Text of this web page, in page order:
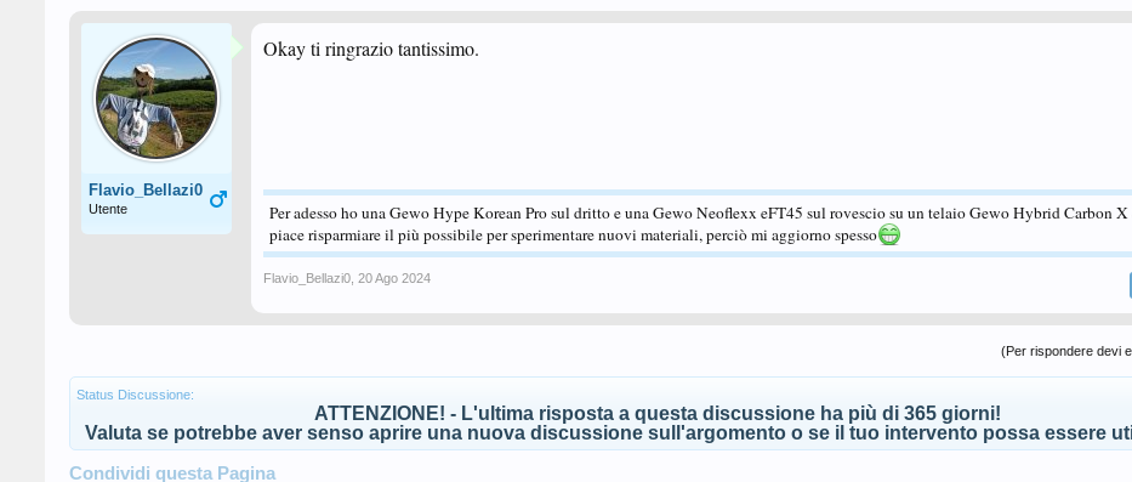
Flavio_Bellazi0
Utente
Okay ti ringrazio tantissimo.
Per adesso ho una Gewo Hype Korean Pro sul dritto e una Gewo Neoflexx eFT45 sul rovescio su un telaio Gewo Hybrid Carbon X
piace risparmiare il più possibile per sperimentare nuovi materiali, perciò mi aggiorno spesso
Flavio_Bellazi0 20 Ago 2024
(Per rispondere devi
Status Discussione:
ATTENZIONE! - L'ultima risposta a questa discussione ha più di 365 giorni!
Valuta se potrebbe aver senso aprire una nuova discussione sull'argomento o se il tuo intervento possa essere
Condividi questa Pagina